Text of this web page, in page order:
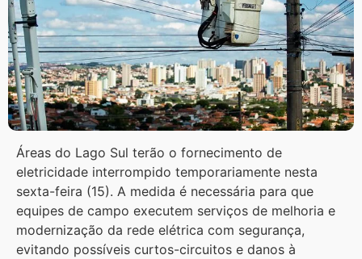
Áreas do Lago Sul terão o fornecimento de
eletricidade interrompido temporariamente nesta
sexta-feira (15). A medida é necessária para que
equipes de campo executem serviços de melhoria e
modernização da rede elétrica com segurança,
evitando possíveis curtos-circuitos e danos à